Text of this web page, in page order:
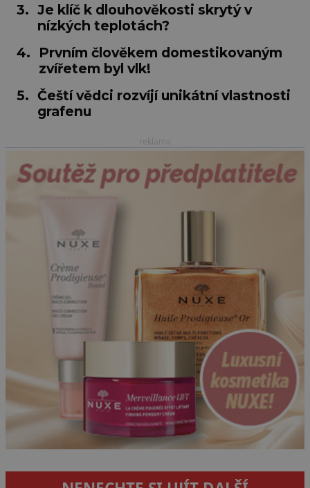
3. Je klíč k dlouhověkosti skrytý v
nízkých teplotách?
4.
Prvním člověkem domestikovaným
zvířetem byl vlk!
5. Čeští vědci rozvíjí unikátní vlastnosti
grafenu